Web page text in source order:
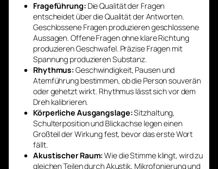
Frageführung: Die Qualität der Fragen
entscheidet über die Qualität der Antworten.
Geschlossene Fragen produzieren geschlossene
Aussagen. Offene Fragen ohne klare Richtung
produzieren Geschwafel. Präzise Fragen mit
Spannung produzieren Substanz.
Rhythmus:Geschwindigkeit, Pausen und
Atemführung bestimmen, ob die Person souverän
oder gehetzt wirkt. Rhythmus lässt sich vor dem
Dreh kalibrieren.
Körperliche Ausgangslage:Sitzhaltung,
Schulterposition und Blickachse legen einen
Großteil der Wirkung fest, bevor das erste Wort
fällt.
Akustischer Raum:Wie die Stimme klingt, wird zu
gleichen Teilen durch Akustik, Mikrofonierung und